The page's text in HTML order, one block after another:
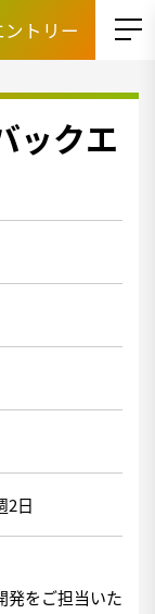
トリー
ックエ
2日
発をご担当いた